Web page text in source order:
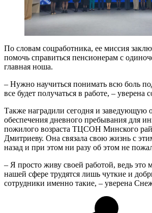
По словам соцработника, ее миссия
помочь справиться пенсионерам с
главная ноша.
– Нужно научиться понимать всю боль
все будет получаться в работе, – уверена
Также наградили сегодня и заведующую
обеспечения дневного пребывания для
пожилого возраста ТЦСОН Минского
Дмитриеву. Она связала свою жизнь с
назад и при этом ни разу об этом не
– Я просто живу своей работой, ведь это
нашей сфере трудятся лишь чуткие и
сотрудники именно такие, – уверена